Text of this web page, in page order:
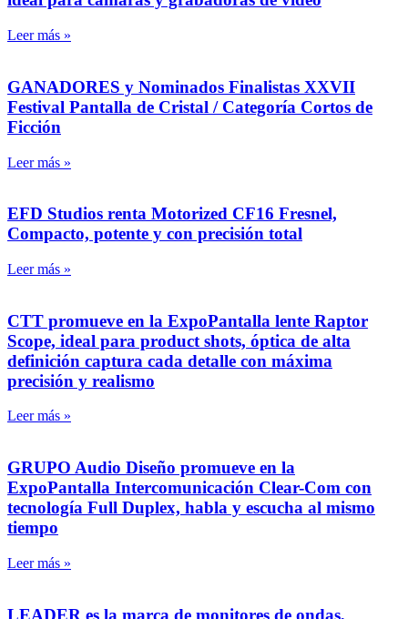
Leer más »
GANADORES y Nominados Finalistas XXVII
Festival Pantalla de Cristal / Categoría Cortos de
Ficción
Leer más »
EFD Studios renta Motorized CF16 Fresnel,
Compacto, potente y con precisión total
Leer más »
CTT promueve en la ExpoPantalla lente Raptor
Scope, ideal para product shots, óptica de alta
definición captura cada detalle con máxima
precisión y realismo
Leer más »
GRUPO Audio Diseño promueve en la
ExpoPantalla Intercomunicación Clear-Com con
tecnología Full Duplex, habla y escucha al mismo
tiempo
Leer más »
LEADER es la marca de monitores de ondas,